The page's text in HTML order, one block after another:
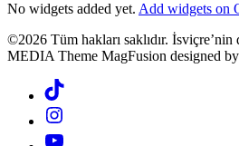
No widgets added yet. Add widgets on
©2026 Tüm hakları saklıdır.
MEDIA Theme MagFusion designed by
Tiktok
Instagram
YouTube